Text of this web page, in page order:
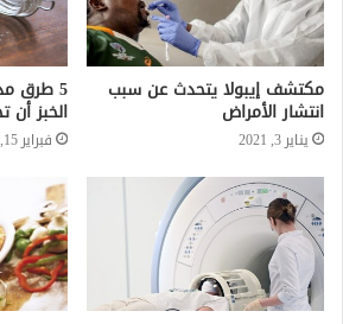
مكتشف إيبولا يتحدث عن سبب
انتشار الأمراض
يناير 3, 2021
5 طرق
الخبز
فبراير 15, 2021